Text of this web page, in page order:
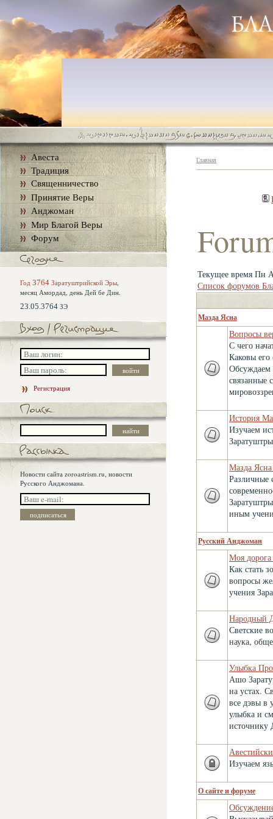
Авеста
Традиция
Священничество
Принятие Веры
Анджоман
Мир Благой Веры
Форум
Год 3764 Заратуштрийской Эры,
месяц Амордад, день Дей бе Дин.
23.05.3764 ЗЭ
Регистрация
Новости сайта zoroastrism.ru, новости
Русского Анджомана.
Главная
Текущее время Пн
Список форумов
Мазда Ясна
Вопросы
С чего
Каковы
Обсуждаем
связанные
История
Изучаем
Мазда
Различные
иным
Русский Анджоман
Моя
Как стать
вопросы
учения
Народный
Светские
наука,
Улыбка
Ашо
на устах.
все дэвы в
улыбка и
источнику
Изучаем
О сайте и форуме